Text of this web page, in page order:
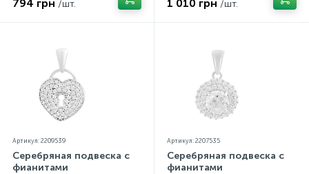
794 грн /шт. 1 010 грн /шт.
Артикул: 2209539
Серебряная подвеска с
фианитами
Артикул: 2207535
Серебряная подвеска с
фианитами